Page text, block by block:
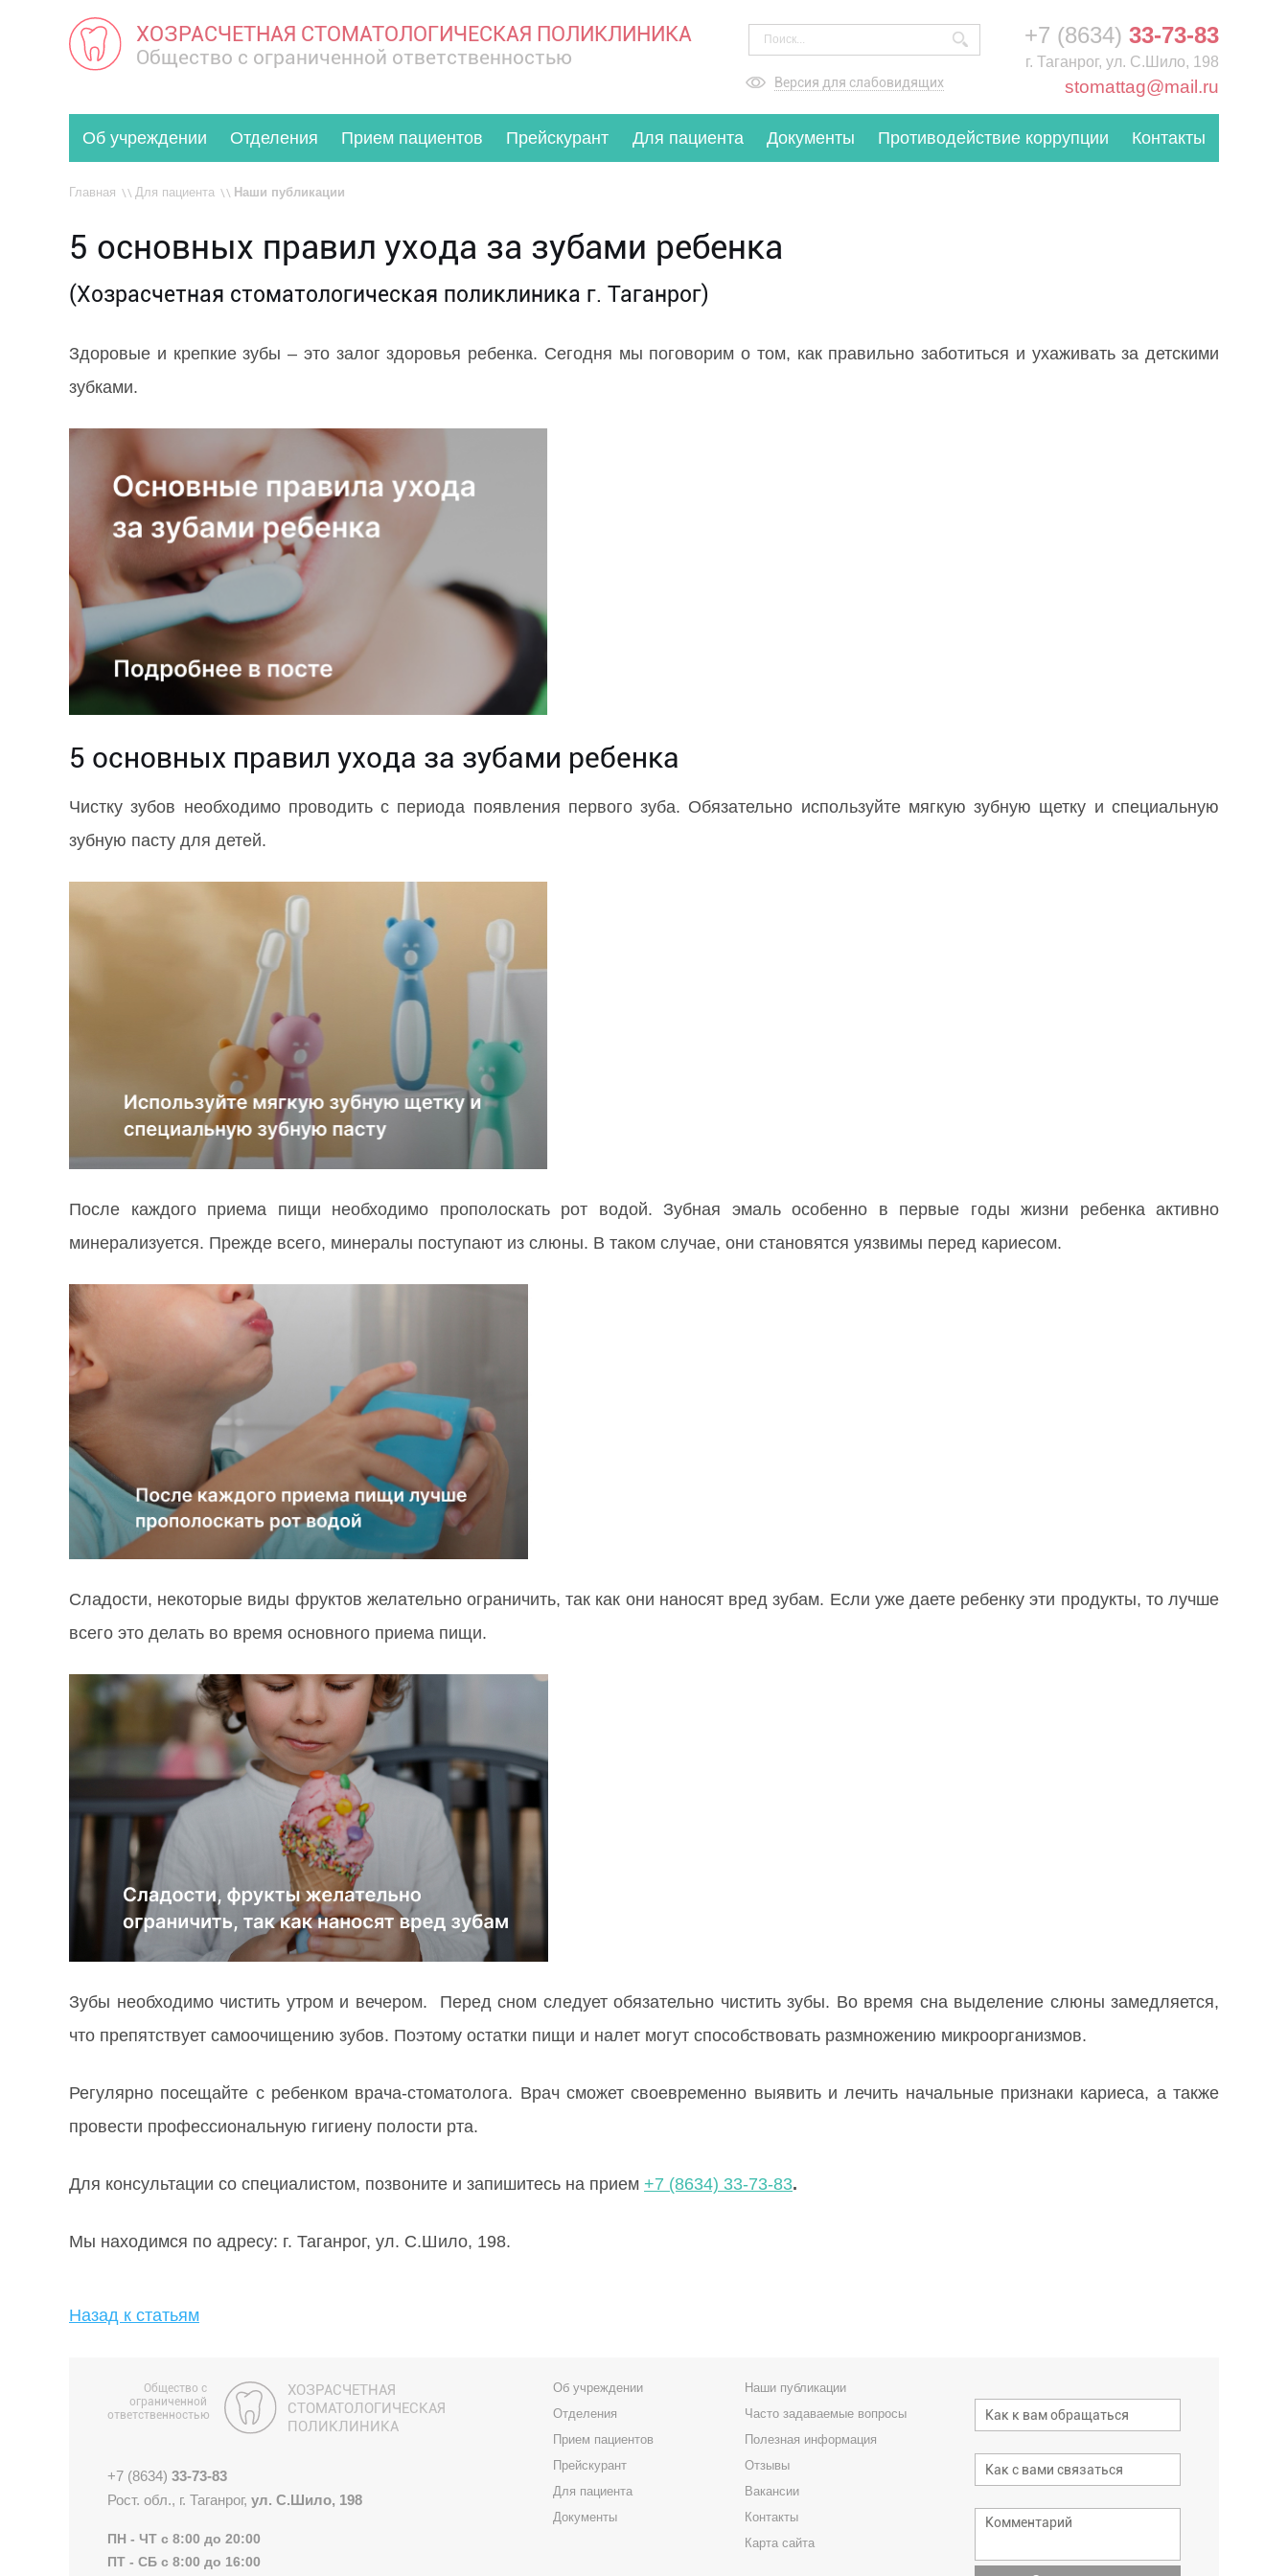
ХОЗРАСЧЕТНАЯ СТОМАТОЛОГИЧЕСКАЯ ПОЛИКЛИНИКА
Общество с ограниченной ответственностью
Версия для слабовидящих
+7 (8634) 33-73-83
г. Таганрог, ул. С.Шило, 198
stomattag@mail.ru
Об учреждении Отделения Прием пациентов Прейскурант Для пациента Документы Противодействие коррупции Контакты
Главная Для пациента Наши публикации
5 основных правил ухода за зубами ребенка
(Хозрасчетная стоматологическая поликлиника г. Таганрог)
Здоровые и крепкие зубы – это залог здоровья ребенка. Сегодня мы поговорим о том, как правильно заботиться и ухаживать за детскими
зубками.
5 основных правил ухода за зубами ребенка
Чистку зубов необходимо проводить с периода появления первого зуба. Обязательно используйте мягкую зубную щетку и специальную
зубную пасту для детей.
После каждого приема пищи необходимо прополоскать рот водой. Зубная эмаль особенно в первые годы жизни ребенка активно
минерализуется. Прежде всего, минералы поступают из слюны. В таком случае, они становятся уязвимы перед кариесом.
Сладости, некоторые виды фруктов желательно ограничить, так как они наносят вред зубам. Если уже даете ребенку эти продукты, то лучше
всего это делать во время основного приема пищи.
Зубы необходимо чистить утром и вечером. Перед сном следует обязательно чистить зубы. Во время сна выделение слюны замедляется,
что препятствует самоочищению зубов. Поэтому остатки пищи и налет могут способствовать размножению микроорганизмов.
Регулярно посещайте с ребенком врача-стоматолога. Врач сможет своевременно выявить и лечить начальные признаки кариеса, а также
провести профессиональную гигиену полости рта.
Для консультации со специалистом, позвоните и запишитесь на прием +7 (8634) 33-73-83.
Мы находимся по адресу: г. Таганрог, ул. С.Шило, 198.
Назад к статьям
Общество с
ограниченной
ответственностью
ХОЗРАСЧЕТНАЯ
СТОМАТОЛОГИЧЕСКАЯ
ПОЛИКЛИНИКА
+7 (8634) 33-73-83
Рост. обл., г. Таганрог, ул. С.Шило, 198
ПН - ЧТ с 8:00 до 20:00
ПТ - СБ с 8:00 до 16:00
Об учреждении
Отделения
Прием пациентов
Прейскурант
Для пациента
Документы
Наши публикации
Часто задаваемые вопросы
Полезная информация
Отзывы
Вакансии
Контакты
Карта сайта